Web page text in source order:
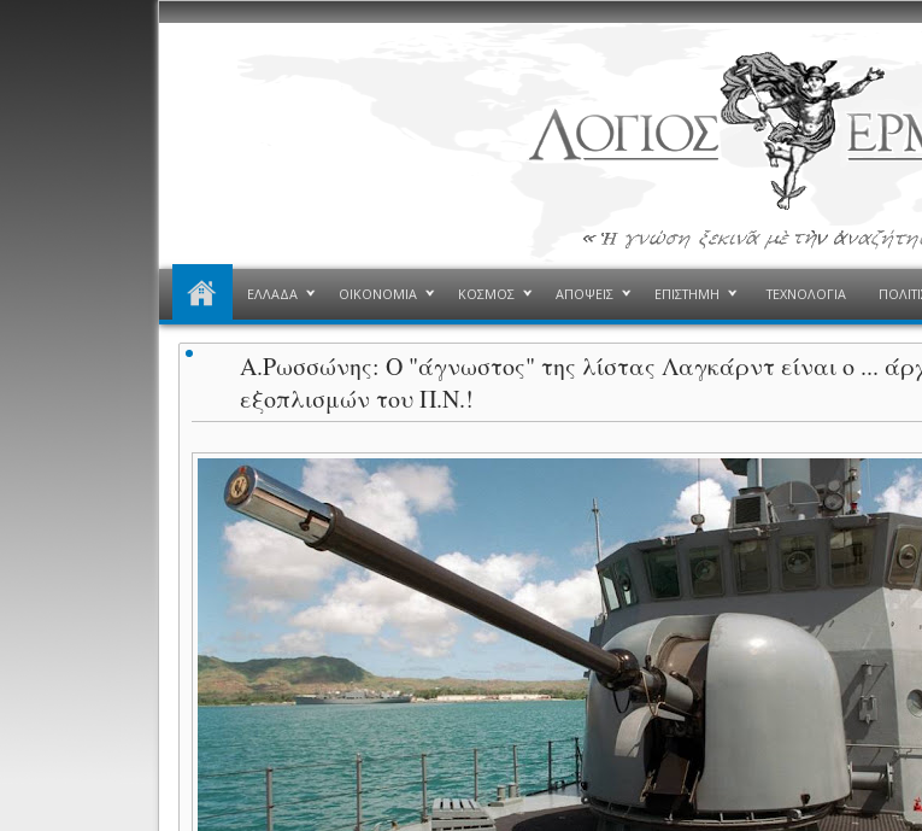
ΕΛΛΑΔΑ ΟΙΚΟΝΟΜΙΑ ΚΟΣΜΟΣ ΑΠΟΨΕΙΣ ΕΠΙΣΤΗΜΗ ΤΕΧΝΟΛΟΓΙΑ
Α.Ρωσσώνης: Ο "άγνωστος" της λίστας Λαγκάρντ είναι ο ...
εξοπλισμών του Π.Ν.!